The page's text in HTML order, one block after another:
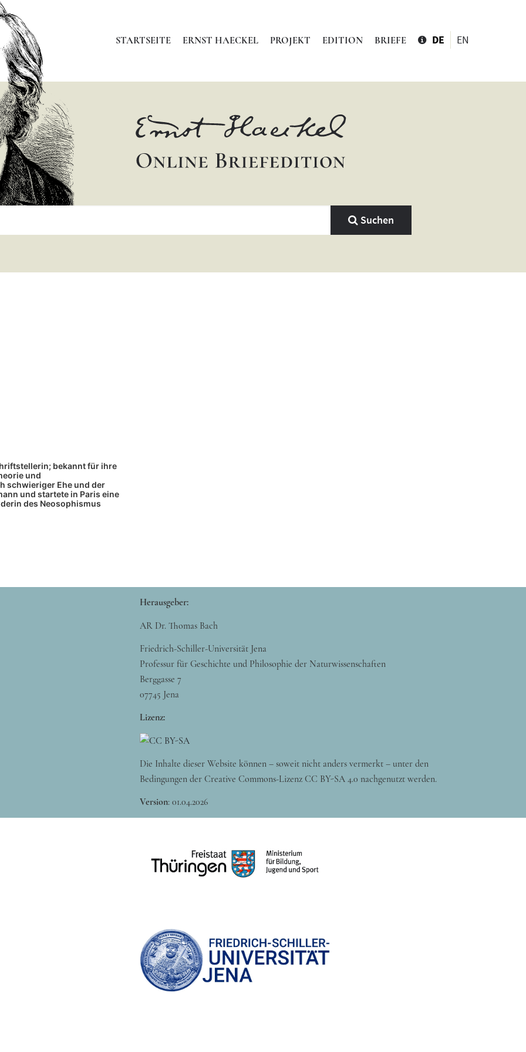
STARTSEITE ERNST HAECKEL PROJEKT EDITION BRIEFE DE EN
Suchen
bekannt für ihre
und
schwieriger Ehe und der
und startete in Paris eine
des Neosophismus
Herausgeber:
AR Dr. Thomas Bach
Friedrich-Schiller-Universität Jena
Professur für Geschichte und Philosophie der Naturwissenschaften
Berggasse 7
07745 Jena
Lizenz:
Die Inhalte dieser Website können – soweit nicht anders vermerkt – unter den
Bedingungen der Creative Commons-Lizenz CC BY-SA 4.0 nachgenutzt werden.
Version: 01.04.2026